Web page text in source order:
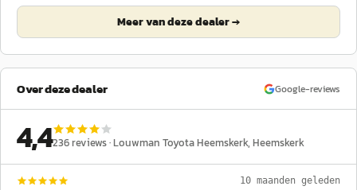
Meer van deze dealer →
Over deze dealer Google-reviews
4,4236reviews ·Louwman Toyota Heemskerk, Heemskerk
10 maanden geleden